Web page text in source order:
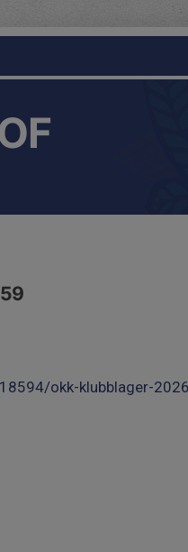
okk-klubblager-2026